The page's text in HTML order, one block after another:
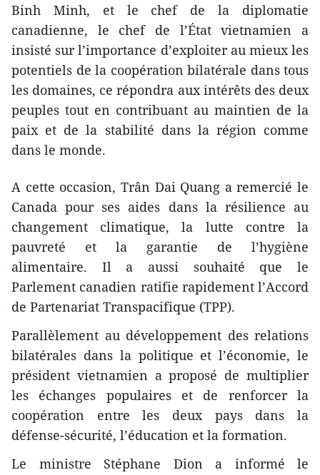
Binh Minh, et le chef de la diplomatie
canadienne, le chef de l’État vietnamien a
insisté sur l’importance d’exploiter au mieux les
potentiels de la coopération bilatérale dans tous
les domaines, ce répondra aux intérêts des deux
peuples tout en contribuant au maintien de la
paix et de la stabilité dans la région comme
dans le monde.
A cette occasion, Trân Dai Quang a remercié le
Canada pour ses aides dans la résilience au
changement climatique, la lutte contre la
pauvreté et la garantie de l’hygiène
alimentaire. Il a aussi souhaité que le
Parlement canadien ratifie rapidement l’Accord
de Partenariat Transpacifique (TPP).
Parallèlement au développement des relations
bilatérales dans la politique et l’économie, le
président vietnamien a proposé de multiplier
les échanges populaires et de renforcer la
coopération entre les deux pays dans la
défense-sécurité, l’éducation et la formation.
Le ministre Stéphane Dion a informé le